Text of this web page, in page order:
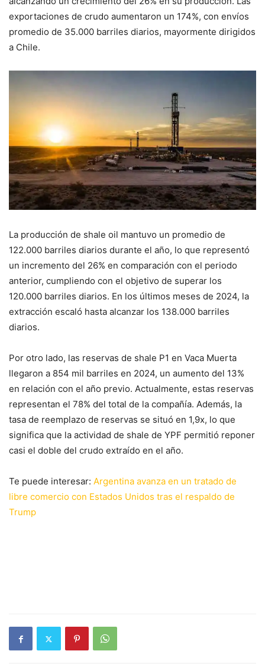
exportaciones de crudo aumentaron un 174%, con envíos
promedio de 35.000 barriles diarios, mayormente dirigidos
a Chile.
La producción de shale oil mantuvo un promedio de
122.000 barriles diarios durante el año, lo que representó
un incremento del 26% en comparación con el periodo
anterior, cumpliendo con el objetivo de superar los
120.000 barriles diarios. En los últimos meses de 2024, la
extracción escaló hasta alcanzar los 138.000 barriles
diarios.
Por otro lado, las reservas de shale P1 en Vaca Muerta
llegaron a 854 mil barriles en 2024, un aumento del 13%
en relación con el año previo. Actualmente, estas reservas
representan el 78% del total de la compañía. Además, la
tasa de reemplazo de reservas se situó en 1,9x, lo que
significa que la actividad de shale de YPF permitió reponer
casi el doble del crudo extraído en el año.
Te puede interesar: Argentina avanza en un tratado de
libre comercio con Estados Unidos tras el respaldo de
Trump